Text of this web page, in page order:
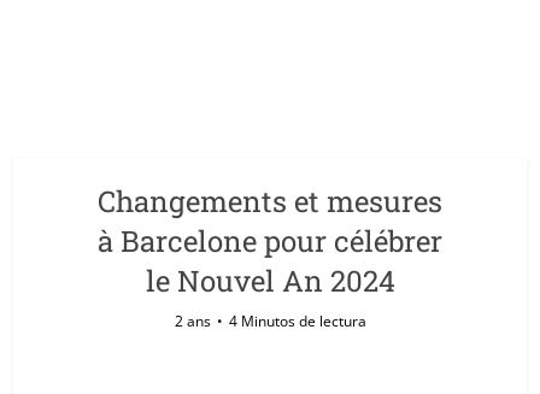
Changements et mesures
à Barcelone pour célébrer
le Nouvel An 2024
2 ans 4 Minutos de lectura